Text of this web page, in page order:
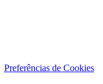
Preferências de Cookies